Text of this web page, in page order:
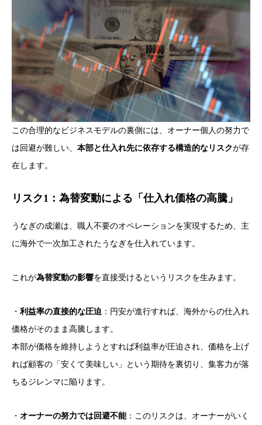
この合理的なビジネスモデルの裏側には、オーナー個人の努力で
は回避が難しい、 本部と仕入れ先に依存する構造的なリスクが存
在します。
リスク1：為替変動による「仕入れ価格の高騰」
うなぎの成瀬は、職人不要のオペレーションを実現するため、主
に海外で一次加工されたうなぎを仕入れています。
これが為替変動の影響を直接受けるというリスクを生みます。
・ 利益率の直接的な圧迫 ：円安が進行すれば、海外からの仕入れ
価格がそのまま高騰します。
本部が価格を維持しようとすれば利益率が圧迫され、価格を上げ
れば顧客の「安くて美味しい」という期待を裏切り、集客力が落
ちるジレンマに陥ります。
・ オーナーの努力では回避不能：このリスクは、オーナーがいく